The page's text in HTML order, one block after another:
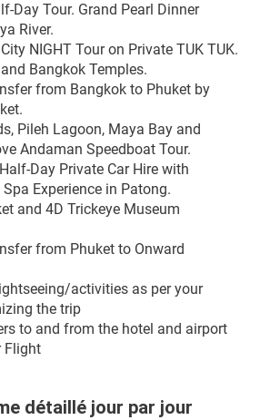
Day Tour. Grand Pearl Dinner
River.
NIGHT Tour on Private TUK TUK.
Bangkok Temples.
from Bangkok to Phuket by
Pileh Lagoon, Maya Bay and
Andaman Speedboat Tour.
Day Private Car Hire with
Experience in Patong.
and 4D Trickeye Museum
from Phuket to Onward
activities as per your
the trip
to and from the hotel and airport
Flight
détaillé jour par jour